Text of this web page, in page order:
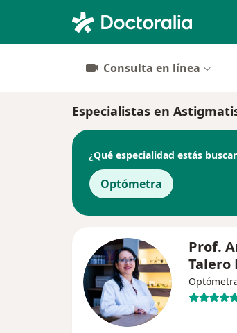
Consulta en línea
Especialistas en
¿Qué especialidad estás
Optómetra
Prof.
Talero